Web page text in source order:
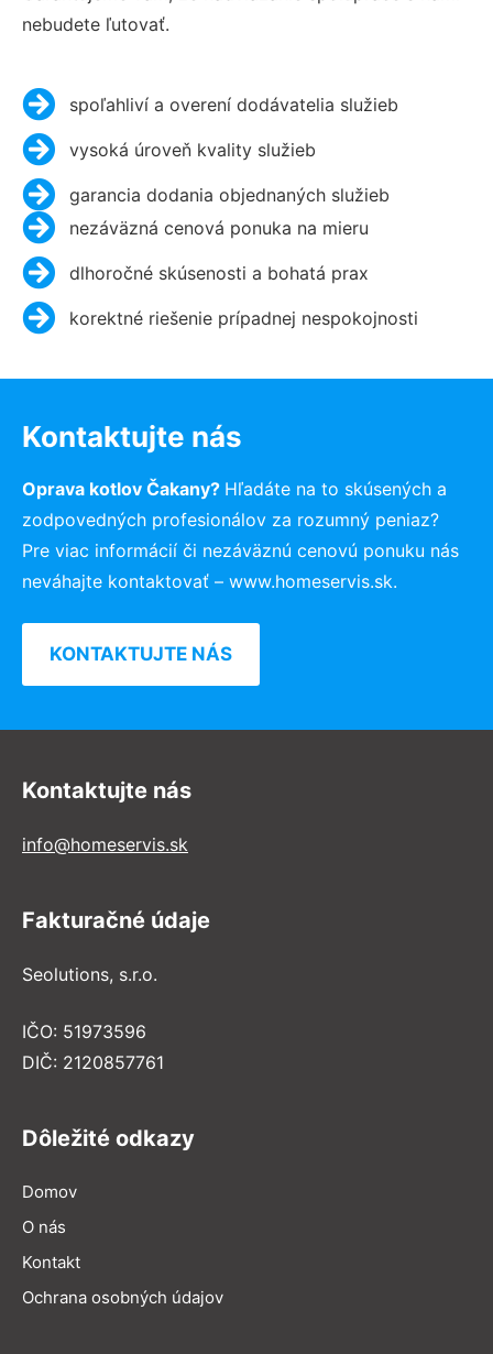
nebudete ľutovať.
spoľahliví a overení dodávatelia služieb
vysoká úroveň kvality služieb
garancia dodania objednaných služieb
nezáväzná cenová ponuka na mieru
dlhoročné skúsenosti a bohatá prax
korektné riešenie prípadnej nespokojnosti
Kontaktujte nás
Oprava kotlov Čakany? Hľadáte na to skúsených a
zodpovedných profesionálov za rozumný peniaz?
Pre viac informácií či nezáväznú cenovú ponuku nás
neváhajte kontaktovať – www.homeservis.sk.
KONTAKTUJTE NÁS
Kontaktujte nás
info@homeservis.sk
Fakturačné údaje
Seolutions, s.r.o.
IČO: 51973596
DIČ: 2120857761
Dôležité odkazy
Domov
O nás
Kontakt
Ochrana osobných údajov